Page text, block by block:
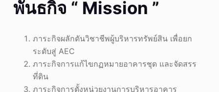
พันธกิจ “ Mission ”
ภาระกิจผลักดันวิชาชีพผู้บริหารทรัพย์สิน เพื่อยก
ระดับสู่ AEC
ภาระกิจการแก้ไขกฏหมายอาคารชุด และจัดสรร
ที่ดิน
ภาระกิจการตั้งหน่วยงานการบริหารอาคาร